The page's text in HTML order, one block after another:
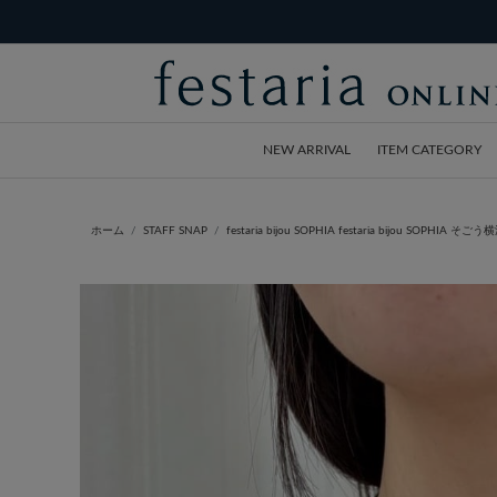
NEW ARRIVAL ITEM CATEGORY
ホーム STAFF SNAP festaria bijou SOPHIA festaria bijou SOPHIA そごう